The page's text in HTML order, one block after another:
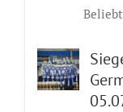
Beliebt